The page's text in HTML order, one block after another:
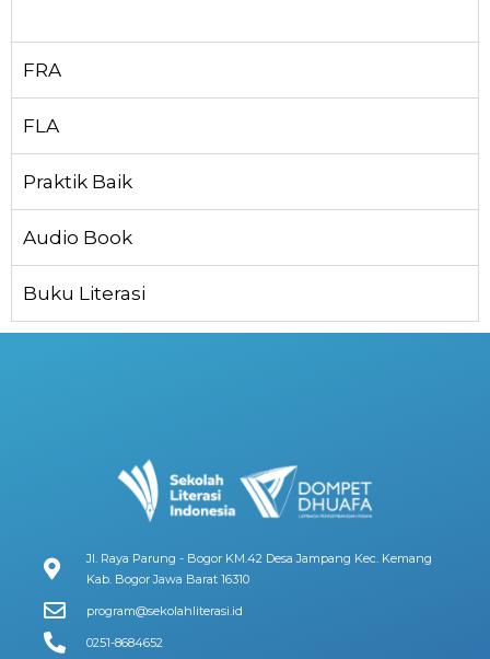
FRA
FLA
Praktik Baik
Audio Book
Buku Literasi
Jl. Raya Parung - Bogor KM.42 Desa Jampang Kec. Kemang
Kab. Bogor Jawa Barat 16310
program@sekolahliterasi.id
0251-8684652